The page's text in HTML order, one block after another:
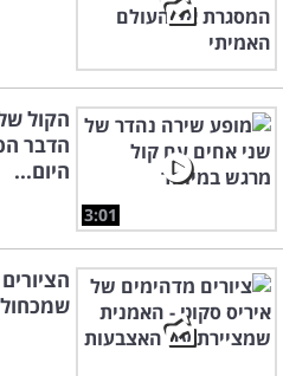
3:01
הקול
הדבר
היום...
שמכחול